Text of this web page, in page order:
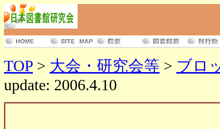
TOP > 大会・研究会等 > ブロ
update: 2006.4.10